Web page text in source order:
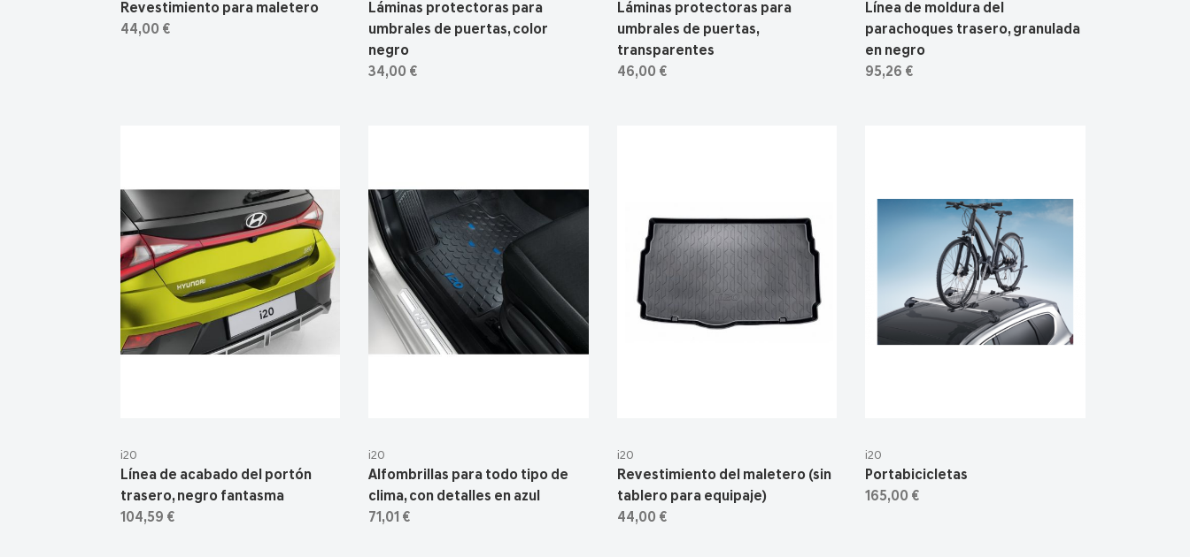
Revestimiento para maletero
44,00 €
Láminas protectoras para
umbrales de puertas, color
negro
34,00 €
Láminas protectoras para
umbrales de puertas,
transparentes
46,00 €
Línea de moldura del
parachoques trasero, granulada
en negro
95,26 €
i20
Línea de acabado del portón
trasero, negro fantasma
104,59 €
i20
Alfombrillas para todo tipo de
clima, con detalles en azul
71,01 €
i20
Revestimiento del maletero (sin
tablero para equipaje)
44,00 €
i20
Portabicicletas
165,00 €